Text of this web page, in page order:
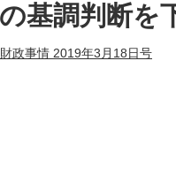
基調判断を
政事情 2019年3月18日号